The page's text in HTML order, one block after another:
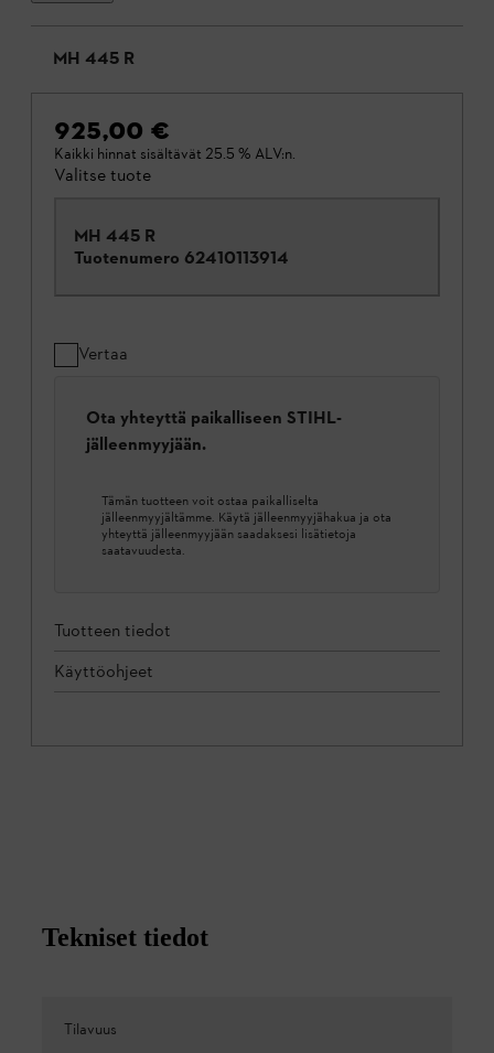
MH 445 R
925,00 €
Kaikki hinnat sisältävät 25.5 % ALV:n.
Valitse tuote
MH 445 R
Tuotenumero 62410113914
Vertaa
Ota yhteyttä paikalliseen STIHL-
jälleenmyyjään.
Tämän tuotteen voit ostaa paikalliselta
jälleenmyyjältämme. Käytä jälleenmyyjähakua ja ota
yhteyttä jälleenmyyjään saadaksesi lisätietoja
saatavuudesta.
Tuotteen tiedot
Käyttöohjeet
Tekniset tiedot
Tilavuus